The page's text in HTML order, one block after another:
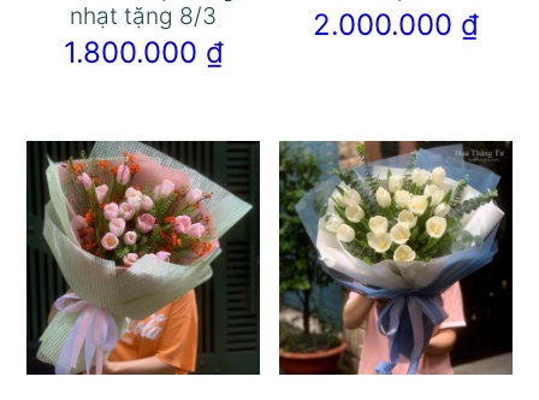
nhạt tặng 8/3
1.800.000 ₫
2.000.000 ₫